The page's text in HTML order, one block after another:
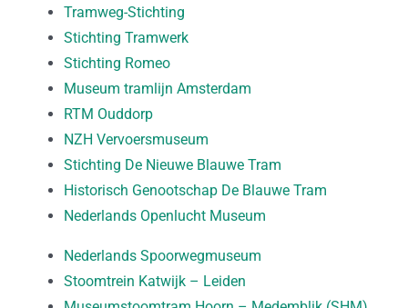
Tramweg-Stichting
Stichting Tramwerk
Stichting Romeo
Museum tramlijn Amsterdam
RTM Ouddorp
NZH Vervoersmuseum
Stichting De Nieuwe Blauwe Tram
Historisch Genootschap De Blauwe Tram
Nederlands Openlucht Museum
Nederlands Spoorwegmuseum
Stoomtrein Katwijk – Leiden